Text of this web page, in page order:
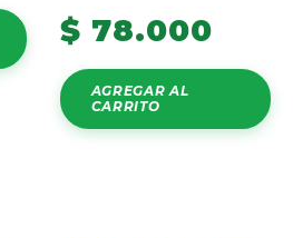
$ 78.000
AGREGAR AL
CARRITO